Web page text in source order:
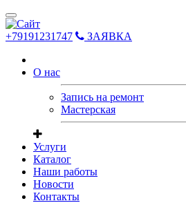
Toggle
navigation
+79191231747 ЗАЯВКА
О нас
Запись на ремонт
Мастерская
Услуги
Каталог
Наши работы
Новости
Контакты